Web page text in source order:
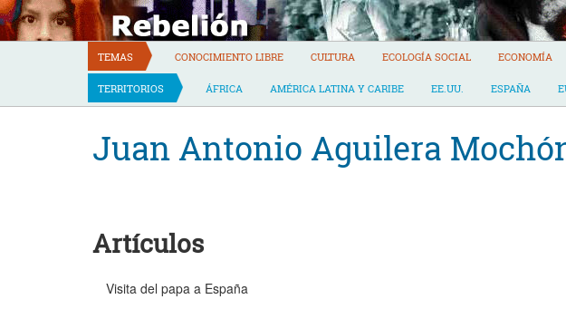
Skip
to
content
TEMAS CONOCIMIENTO LIBRE CULTURA ECOLOGÍA SOCIAL ECONOMÍA
TERRITORIOS ÁFRICA AMÉRICA LATINA Y CARIBE EE.UU. ESPAÑA
Juan Antonio Aguilera
Artículos
Visita del papa a España